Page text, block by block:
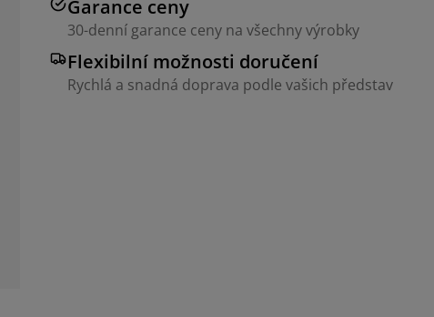
Garance ceny
30-denní garance ceny na všechny výrobky
Flexibilní možnosti doručení
Rychlá a snadná doprava podle vašich představ